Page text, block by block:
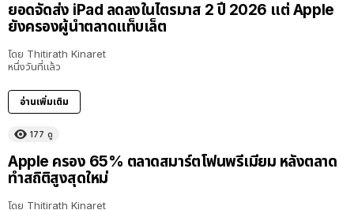
ยอดจัดส่ง iPad ลดลงในไตรมาส 2 ปี 2026 แต่ Apple
ยังครองผู้นำตลาดแท็บเล็ต
โดย Thitirath Kinaret
หนึ่งวันที่แล้ว
อ่านเพิ่มเติม
177 ดู
Apple ครอง 65% ตลาดสมาร์ตโฟนพรีเมียม หลังตลาด
ทำสถิติสูงสุดใหม่
โดย Thitirath Kinaret